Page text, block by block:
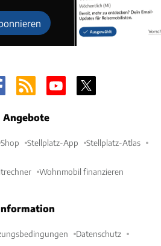
Angebote
Shop Stellplatz-App Stellplatz-Atlas
Wohnmobil finanzieren
Datenschutz